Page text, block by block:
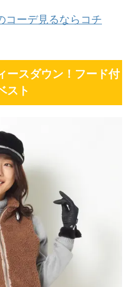
コーデ見るならコチ
ースダウン！フード付
スト